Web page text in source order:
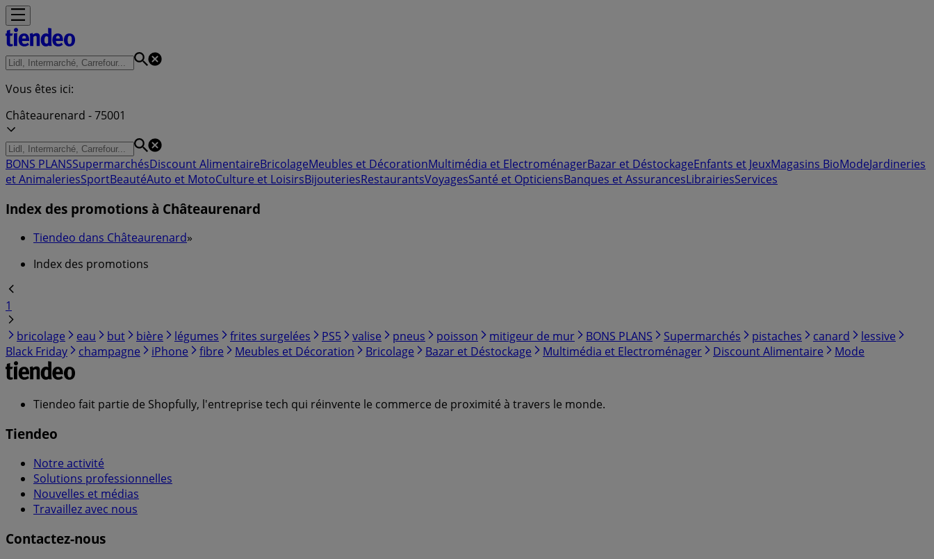
Vous êtes ici:
Châteaurenard - 75001
BONS PLANSSupermarchésDiscount AlimentaireBricolageMeubles et DécorationMultimédia et ElectroménagerBazar et DéstockageEnfants et JeuxMagasins BioModeJardineries
et AnimaleriesSportBeautéAuto et MotoCulture et LoisirsBijouteriesRestaurantsVoyagesSanté et OpticiensBanques et AssurancesLibrairiesServices
Index des promotions à Châteaurenard
Tiendeo dans Châteaurenard»
Index des promotions
1
bricolage
eau but bière légumes frites surgelées PS5 valise pneus poisson mitigeur de mur BONS PLANS Supermarchés pistaches canard
lessive
Black Friday
champagne iPhone fibre Meubles et Décoration Bricolage Bazar et Déstockage Multimédia et Electroménager Discount Alimentaire Mode
Tiendeo fait partie de Shopfully, l'entreprise tech qui réinvente le commerce de proximité à travers le monde.
Tiendeo
Notre activité
Solutions professionnelles
Nouvelles et médias
Travaillez avec nous
Contactez-nous